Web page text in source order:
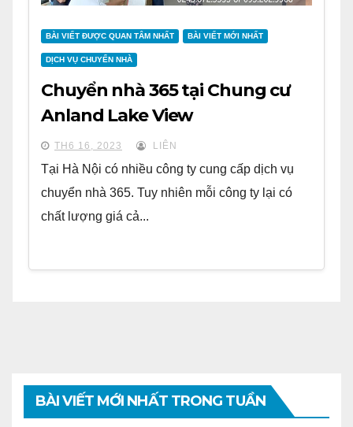
BÀI VIẾT ĐƯỢC QUAN TÂM NHẤT BÀI VIẾT MỚI NHẤT
DỊCH VỤ CHUYỂN NHÀ
Chuyển nhà 365 tại Chung cư
Anland Lake View
TH6 16, 2023 LIÊN
Tại Hà Nội có nhiều công ty cung cấp dịch vụ
chuyển nhà 365. Tuy nhiên mỗi công ty lại có
chất lượng giá cả...
BÀI VIẾT MỚI NHẤT TRONG TUẦN